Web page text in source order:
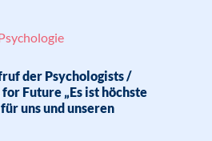
der Psychologists /
Future „Es ist höchste
uns und unseren